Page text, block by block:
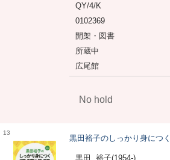
QY/4/K
0102369
開架・図書
所蔵中
広尾館
No hold
13
黒田裕子のしっかり身につ
黒田, 裕子(1954-)